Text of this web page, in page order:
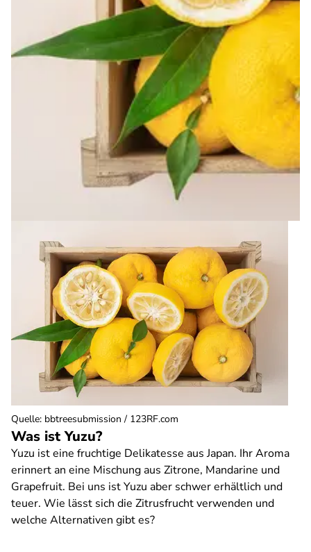
Was ist Yuzu?
Yuzu ist eine fruchtige Delikatesse aus Japan. Ihr Aroma
erinnert an eine Mischung aus Zitrone, Mandarine und
Grapefruit. Bei uns ist Yuzu aber schwer erhältlich und
teuer. Wie lässt sich die Zitrusfrucht verwenden und
welche Alternativen gibt es?
Quelle: bbtreesubmission / 123RF.com